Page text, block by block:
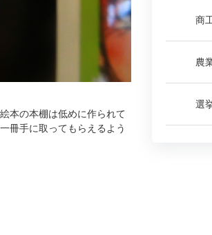
本の本棚は低めに作られて
冊手に取ってもらえるよう
商工
農業
選挙